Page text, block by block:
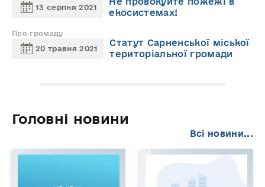
13 серпня 2021
екосистемах!
Про громаду
20 травня 2021
Статут Сарненської міської
територіальної громади
Головні новини
Всі новини...